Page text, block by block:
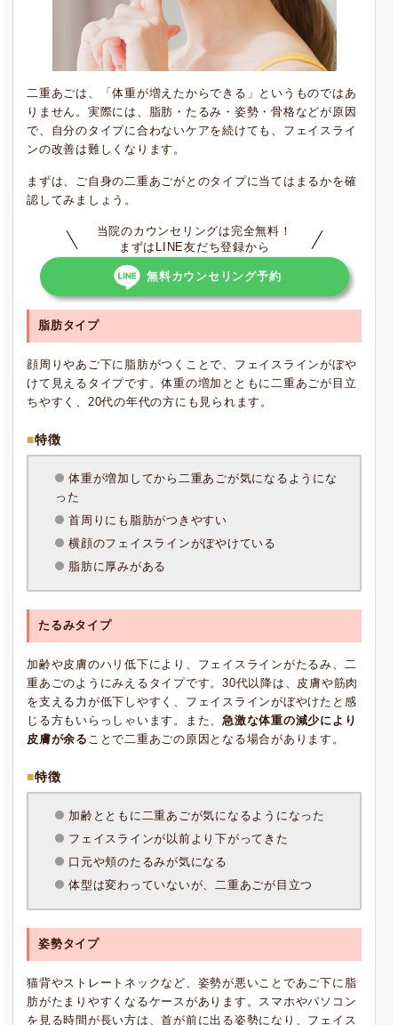
二重あごは、「体重が増えたからできる」というものではあ
りません。実際には、脂肪・たるみ・姿勢・骨格などが原因
で、自分のタイプに合わないケアを続けても、フェイスライ
ンの改善は難しくなります。
まずは、ご自身の二重あごがとのタイプに当てはまるかを確
認してみましょう。
当院のカウンセリングは完全無料！
まずはLINE友だち登録から
無料カウンセリング予約
脂肪タイプ
顔周りやあご下に脂肪がつくことで、フェイスラインがぼや
けて見えるタイプです。体重の増加とともに二重あごが目立
ちやすく、20代の年代の方にも見られます。
特徴
体重が増加してから二重あごが気になるようにな
った
首周りにも脂肪がつきやすい
横顔のフェイスラインがぼやけている
脂肪に厚みがある
たるみタイプ
加齢や皮膚のハリ低下により、フェイスラインがたるみ、二
重あごのようにみえるタイプです。30代以降は、皮膚や筋肉
を支える力が低下しやすく、フェイスラインがぼやけたと感
じる方もいらっしゃいます。また、 急激な体重の減少により
皮膚が余る ことで二重あごの原因となる場合があります。
特徴
加齢とともに二重あごが気になるようになった
フェイスラインが以前より下がってきた
口元や頬のたるみが気になる
体型は変わっていないが、二重あごが目立つ
姿勢タイプ
猫背やストレートネックなど、姿勢が悪いことであご下に脂
肪がたまりやすくなるケースがあります。スマホやパソコン
を見る時間が長い方は、首が前に出る姿勢になり、フェイス